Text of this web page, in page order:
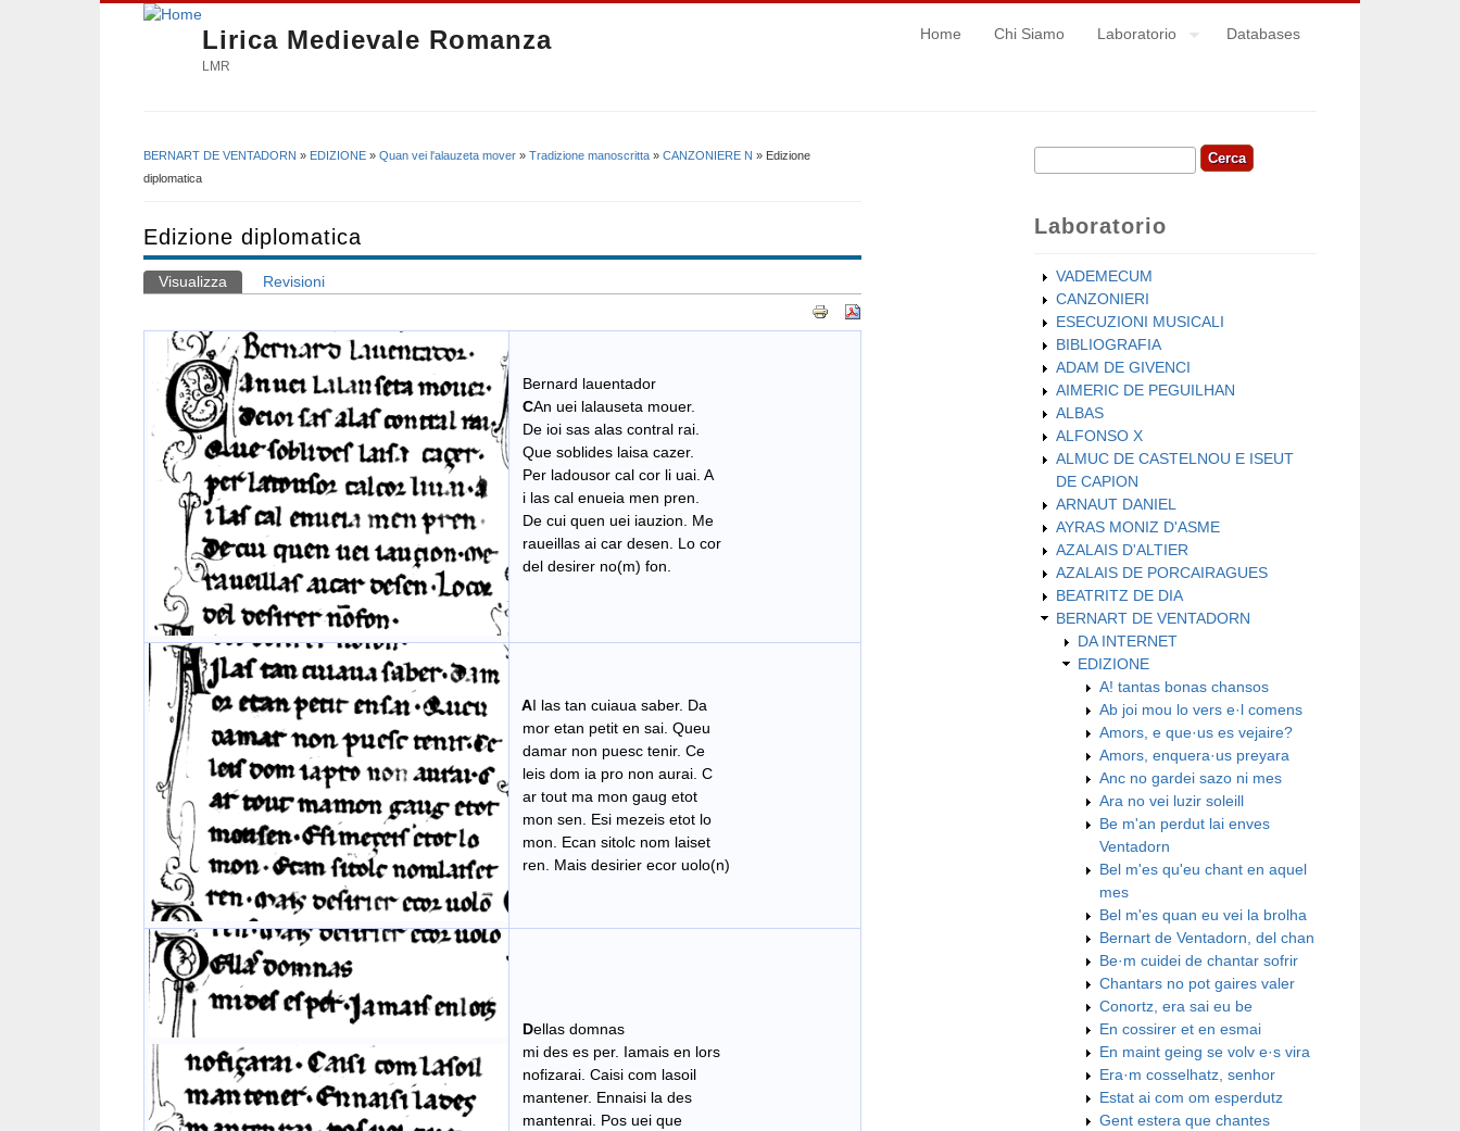
Lirica Medievale Romanza
LMR
Home Chi Siamo Laboratorio Databases
Tu sei qui
BERNART DE VENTADORN » EDIZIONE » Quan vei l'alauzeta mover » Tradizione manoscritta » CANZONIERE N » Edizione
diplomatica
Edizione diplomatica
Schede primarie
Visualizza (scheda attiva)
Revisioni
Bernard lauentador
CAn uei lalauseta mouer.
De ioi sas alas contral rai.
Que soblides laisa cazer.
Per ladousor cal cor li uai. A
i las cal enueia men pren.
De cui quen uei iauzion. Me
raueillas ai car desen. Lo cor
del desirer no(m) fon.
AI las tan cuiaua saber. Da
mor etan petit en sai. Queu
damar non puesc tenir. Ce
leis dom ia pro non aurai. C
ar tout ma mon gaug etot
mon sen. Esi mezeis etot lo
mon. Ecan sitolc nom laiset
ren. Mais desirier ecor uolo(n)
Dellas domnas
mi des es per. Iamais en lors
nofizarai. Caisi com lasoil
mantener. Ennaisi la des
mantenrai. Pos uei que
Form di ricerca
Cerca
Laboratorio
VADEMECUM
CANZONIERI
ESECUZIONI MUSICALI
BIBLIOGRAFIA
ADAM DE GIVENCI
AIMERIC DE PEGUILHAN
ALBAS
ALFONSO X
ALMUC DE CASTELNOU E ISEUT
DE CAPION
ARNAUT DANIEL
AYRAS MONIZ D'ASME
AZALAIS D'ALTIER
AZALAIS DE PORCAIRAGUES
BEATRITZ DE DIA
BERNART DE VENTADORN
DA INTERNET
EDIZIONE
A! tantas bonas chansos
Ab joi mou lo vers e·l comens
Amors, e que·us es vejaire?
Amors, enquera·us preyara
Anc no gardei sazo ni mes
Ara no vei luzir soleill
Be m'an perdut lai enves
Ventadorn
Bel m'es qu'eu chant en aquel
mes
Bel m'es quan eu vei la brolha
Bernart de Ventadorn, del chan
Be·m cuidei de chantar sofrir
Chantars no pot gaires valer
Conortz, era sai eu be
En cossirer et en esmai
En maint geing se volv e·s vira
Era·m cosselhatz, senhor
Estat ai com om esperdutz
Gent estera que chantes